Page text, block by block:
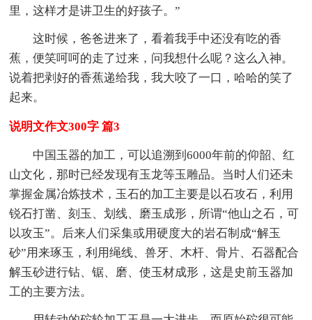
里，这样才是讲卫生的好孩子。”
这时候，爸爸进来了，看着我手中还没有吃的香
蕉，便笑呵呵的走了过来，问我想什么呢？这么入神。
说着把剥好的香蕉递给我，我大咬了一口，哈哈的笑了
起来。
说明文作文300字 篇3
中国玉器的加工，可以追溯到6000年前的仰韶、红
山文化，那时已经发现有玉龙等玉雕品。当时人们还未
掌握金属冶炼技术，玉石的加工主要是以石攻石，利用
锐石打凿、刻玉、划线、磨玉成形，所谓“他山之石，可
以攻玉”。后来人们采集或用硬度大的岩石制成“解玉
砂”用来琢玉，利用绳线、兽牙、木杆、骨片、石器配合
解玉砂进行钻、锯、磨、使玉材成形，这是史前玉器加
工的主要方法。